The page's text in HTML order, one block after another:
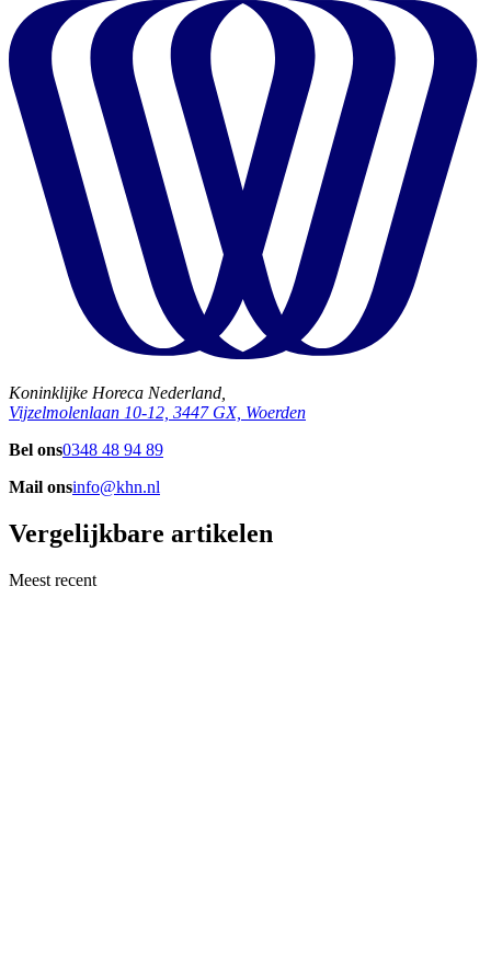
Koninklijke Horeca Nederland,
Vijzelmolenlaan 10-12, 3447 GX, Woerden
Bel ons0348 48 94 89
Mail onsinfo@khn.nl
Vergelijkbare artikelen
Meest recent